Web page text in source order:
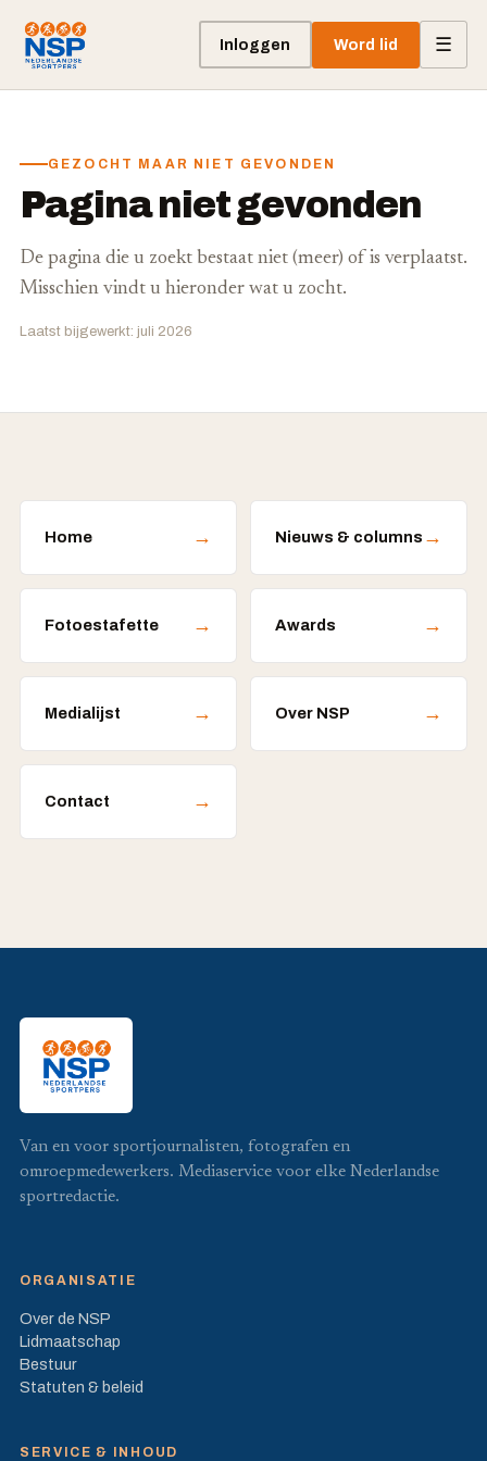
Inloggen Word lid ☰
GEZOCHT MAAR NIET GEVONDEN
Pagina niet gevonden
De pagina die u zoekt bestaat niet (meer) of is verplaatst.
Misschien vindt u hieronder wat u zocht.
Laatst bijgewerkt: juli 2026
Home → Nieuws & columns →
Fotoestafette → Awards →
Medialijst → Over NSP →
Contact →
Van en voor sportjournalisten, fotografen en
omroepmedewerkers. Mediaservice voor elke Nederlandse
sportredactie.
ORGANISATIE
Over de NSP
Lidmaatschap
Bestuur
Statuten & beleid
SERVICE & INHOUD